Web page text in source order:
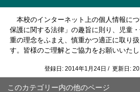
本校のインターネット上の個人情報に
保護に関する法律」の趣旨に則り、児童
重の理念をふまえ、慎重かつ適正に取り
す。 皆様のご理解とご協力をお願いいたし
登録日: 2014年1月24日 / 更新日:
このカテゴリー内の他のページ